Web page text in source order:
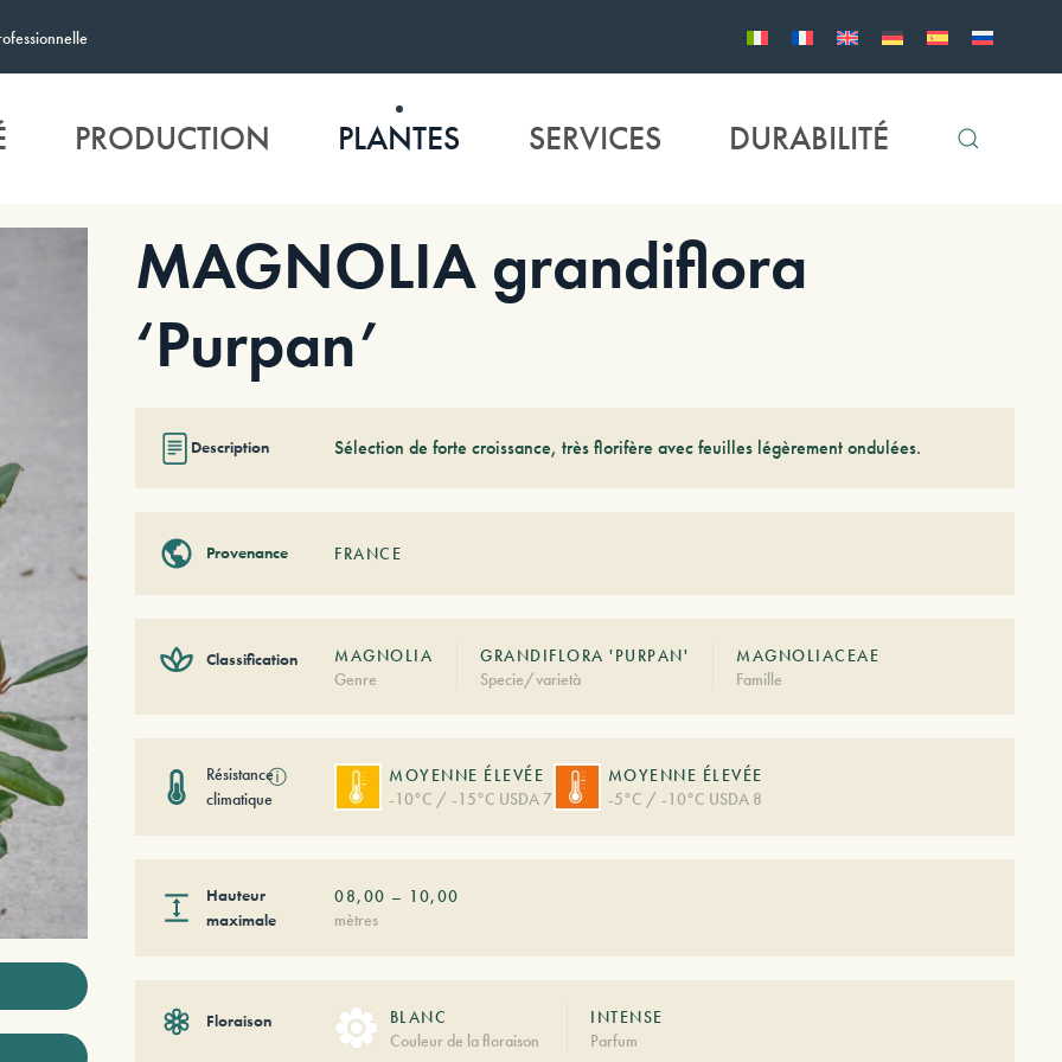
PRODUCTION PLANTES SERVICES DURABILITÉ
MAGNOLIA grandiflora
‘Purpan’
Description Sélection de forte croissance, très florifère avec feuilles légèrement ondulées.
Provenance FRANCE
Classification
MAGNOLIA
Genre
GRANDIFLORA 'PURPAN'
Specie/varietà
MAGNOLIACEAE
Famille
Résistance
climatique
ⓘ
MOYENNE ÉLEVÉE
-10°C / -15°C USDA 7
MOYENNE ÉLEVÉE
-5°C / -10°C USDA 8
Hauteur
maximale
08,00 – 10,00
mètres
Floraison
BLANC
Couleur de la floraison
INTENSE
Parfum